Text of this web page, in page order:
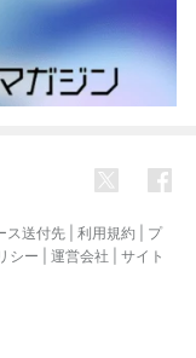
ス送付先 利用規約
プ
シー 運営会社
サイト